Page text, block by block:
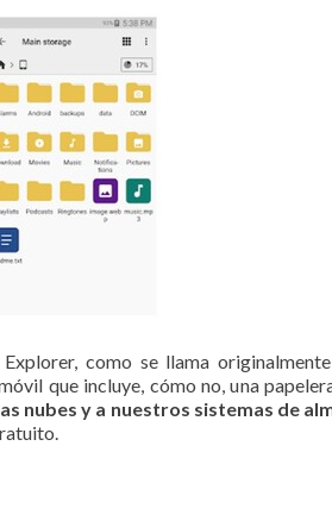
como se llama
que incluye, cómo no, una
nubes y a nuestros sistemas de